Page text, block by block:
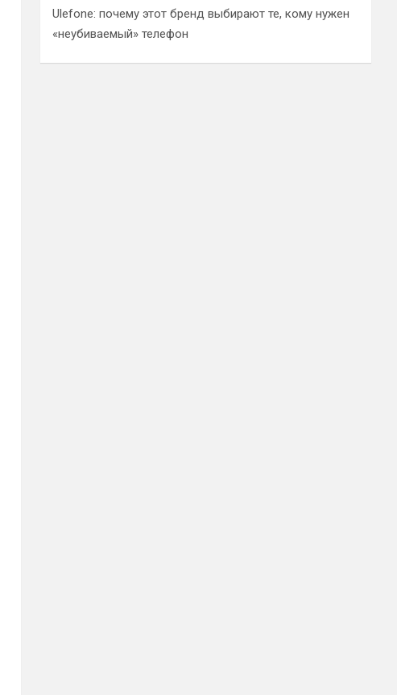
Ulefone: почему этот бренд выбирают те, кому нужен
«неубиваемый» телефон